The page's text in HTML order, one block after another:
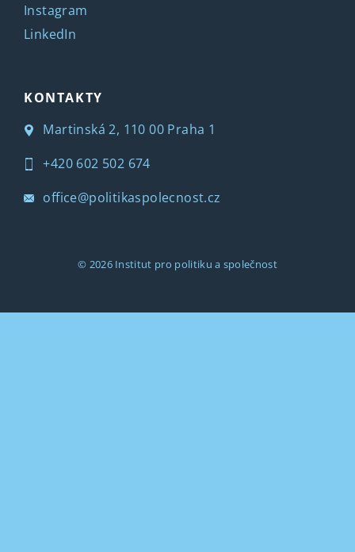
Instagram
LinkedIn
KONTAKTY
Martinská 2, 110 00 Praha 1
+420 602 502 674
office@politikaspolecnost.cz
© 2026 Institut pro politiku a společnost